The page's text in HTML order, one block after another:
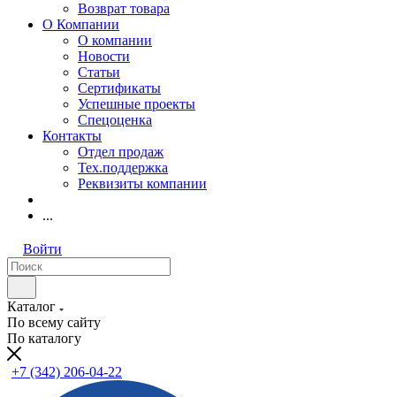
Возврат товара
О Компании
О компании
Новости
Статьи
Сертификаты
Успешные проекты
Спецоценка
Контакты
Отдел продаж
Тех.поддержка
Реквизиты компании
...
Войти
Каталог
По всему сайту
По каталогу
+7 (342) 206-04-22